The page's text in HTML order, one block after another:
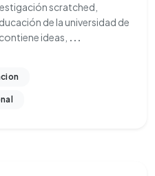
scratched,
de la universidad de
ideas, ...